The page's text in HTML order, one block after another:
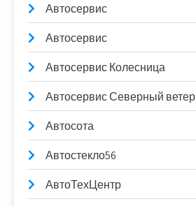
Автосервис
Автосервис
Автосервис Колесница
Автосервис Северный ветер
Автосота
Автостекло56
АвтоТехЦентр